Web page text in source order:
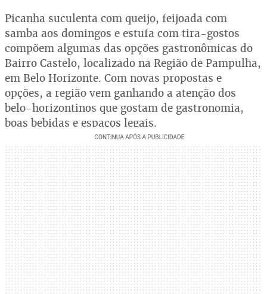
Picanha suculenta com queijo, feijoada com
samba aos domingos e estufa com tira-gostos
compõem algumas das opções gastronômicas do
Bairro Castelo, localizado na Região de Pampulha,
em Belo Horizonte. Com novas propostas e
opções, a região vem ganhando a atenção dos
belo-horizontinos que gostam de gastronomia,
boas bebidas e espaços legais.